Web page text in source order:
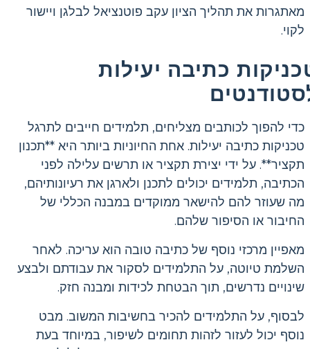
מאתגרות את תהליך הציון עקב פוטנציאל לבלגן ויישור
לקוי.
כתיבה יעילות
כדי להפוך לכותבים מצליחים, תלמידים חייבים לתרגל
טכניקות כתיבה יעילות. אחת החיוניות ביותר היא **תכנון
תקציר**. על ידי יצירת תקציר או תרשים עלילה לפני
הכתיבה, תלמידים יכולים לתכנן ולארגן את רעיונותיהם,
מה שעוזר להם להישאר ממוקדים במבנה הכללי של
החיבור או הסיפור שלהם.
מאפיין מרכזי נוסף של כתיבה טובה הוא עריכה. לאחר
השלמת טיוטה, על התלמידים לסקור את עבודתם ולבצע
שינויים נדרשים, תוך הבטחת לכידות ומבנה חזק.
לבסוף, על התלמידים להכיר בחשיבות המשוב. מבט
נוסף יכול לעזור לזהות תחומים לשיפור, במיוחד בעת